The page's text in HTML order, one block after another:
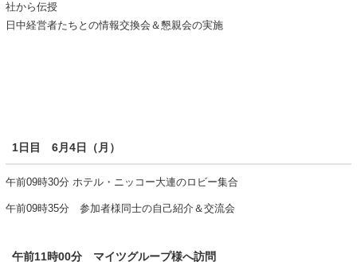
社から伝授
日中経営者たちとの情報交換会＆懇親会の実施
1日目 6月4日（月）
午前09時30分 ホテル・ニッコー大連のロビー集合
午前09時35分 参加者様同士の自己紹介＆交流会
午前11時00分 マイツグループ様へ訪問